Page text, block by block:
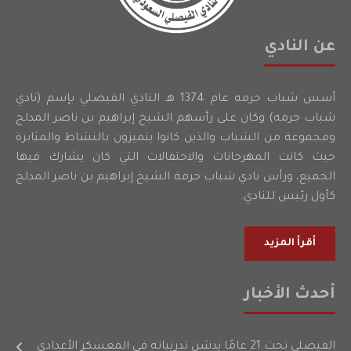
عن النادي
أسس شباب حرمه عام 1374 هـ النادي الفيصلي بإسم (نادي
شباب حرمه) وكان على رأسهم الشيخ إبراهيم بن ناصر المدلج
ومجموعة من الشباب والذين كانوا يتميزون بالنشاط والمثابرة
حيث كانت المهرجانات والاحتفالات التي كان يشارك فيها
الجميع، ورأس نادي شباب حرمة الشيخ إبراهيم بن ناصر المدلج
كأول رئيس للنادي.
أقرأ المزيد
أحدث الأخبار
الفيصلي تحت 21 عامًا يدشن تدريباته في المعسكر الأعدادي